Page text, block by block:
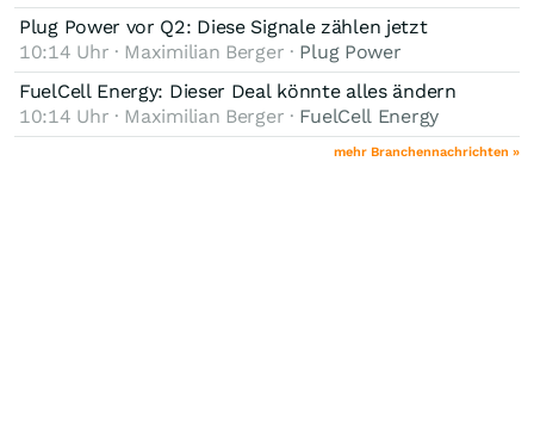
Plug Power vor Q2: Diese Signale zählen jetzt
10:14 Uhr · Maximilian Berger · Plug Power
FuelCell Energy: Dieser Deal könnte alles ändern
10:14 Uhr · Maximilian Berger · FuelCell Energy
mehr Branchennachrichten »